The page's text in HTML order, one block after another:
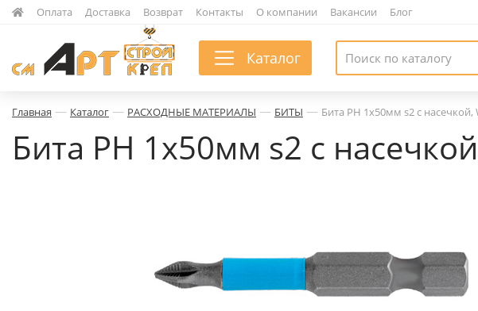
Оплата Доставка Возврат Контакты О компании Вакансии Блог
Каталог
Главная — Каталог — РАСХОДНЫЕ МАТЕРИАЛЫ — БИТЫ — Бита PH 1х50мм s2 с насечкой,
Бита PH 1х50мм s2 с